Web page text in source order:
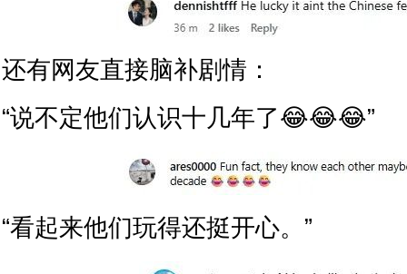
还有网友直接脑补剧情：
“说不定他们认识十几年了😂😂😂”
“看起来他们玩得还挺开心。”